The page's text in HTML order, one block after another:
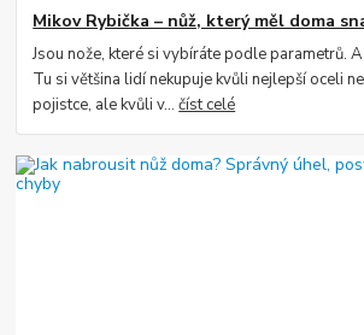
Mikov Rybička – nůž, který měl doma
Jsou nože, které si vybíráte podle parametrů.
Tu si většina lidí nekupuje kvůli nejlepší oceli
pojistce, ale kvůli v...číst celé